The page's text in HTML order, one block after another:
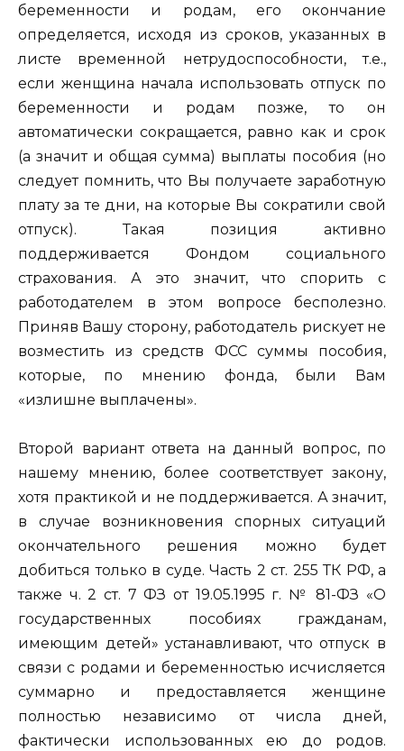
беременности и родам, его окончание
определяется, исходя из сроков, указанных в
листе временной нетрудоспособности, т.е.,
если женщина начала использовать отпуск по
беременности и родам позже, то он
автоматически сокращается, равно как и срок
(а значит и общая сумма) выплаты пособия (но
следует помнить, что Вы получаете заработную
плату за те дни, на которые Вы сократили свой
отпуск). Такая позиция активно
поддерживается Фондом социального
страхования. А это значит, что спорить с
работодателем в этом вопросе бесполезно.
Приняв Вашу сторону, работодатель рискует не
возместить из средств ФСС суммы пособия,
которые, по мнению фонда, были Вам
«излишне выплачены».
Второй вариант ответа на данный вопрос, по
нашему мнению, более соответствует закону,
хотя практикой и не поддерживается. А значит,
в случае возникновения спорных ситуаций
окончательного решения можно будет
добиться только в суде. Часть 2 ст. 255 ТК РФ, а
также ч. 2 ст. 7 ФЗ от 19.05.1995 г. № 81-ФЗ «О
государственных пособиях гражданам,
имеющим детей» устанавливают, что отпуск в
связи с родами и беременностью исчисляется
суммарно и предоставляется женщине
полностью независимо от числа дней,
фактически использованных ею до родов.